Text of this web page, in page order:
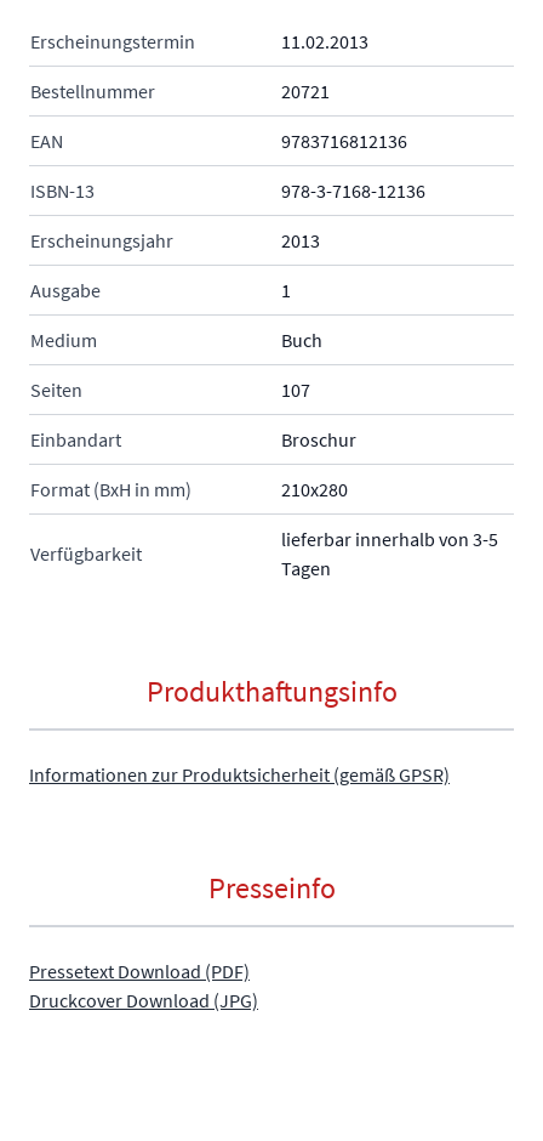
Erscheinungstermin 11.02.2013
Bestellnummer 20721
EAN 9783716812136
ISBN-13 978-3-7168-12136
Erscheinungsjahr 2013
Ausgabe 1
Medium Buch
Seiten 107
Einbandart Broschur
Format (BxH in mm) 210x280
Verfügbarkeit
lieferbar innerhalb von 3-5
Tagen
Produkthaftungsinfo
Informationen zur Produktsicherheit (gemäß GPSR)
Presseinfo
Pressetext Download (PDF)
Druckcover Download (JPG)